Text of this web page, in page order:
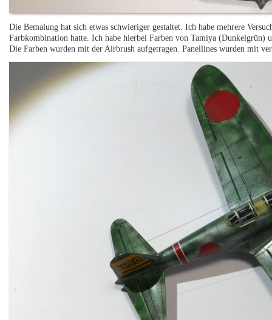
Die Bemalung hat sich etwas schwieriger gestaltet. Ich habe mehrere
Farbkombination hatte. Ich habe hierbei Farben von Tamiya
Die Farben wurden mit der Airbrush aufgetragen. Panellines wurden mit